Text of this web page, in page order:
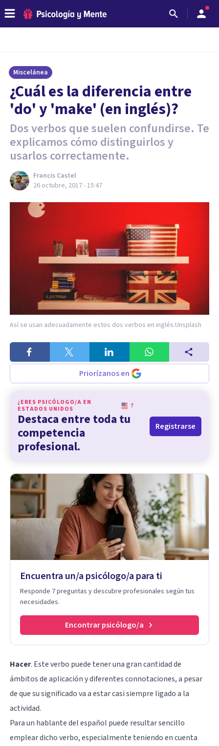
Miscelánea
¿Cuál es la diferencia entre
'do' y 'make' (en inglés)?
Dos verbos que suelen confundirse. Te
explicamos cómo distinguirlos y
usarlos correctamente.
Francis Castel
26 octubre, 2017 - 15:47
Así se usan adecuadamente estos dos verbos en inglés.Unsplash
Priorízanos en
¿ERES PSICÓLOGO/A EN
ESTADOS UNIDOS
?
Destaca entre toda tu
competencia
profesional.
Registrarse
Encuentra un/a psicólogo/a para ti
Responde 7 preguntas y descubre profesionales según tus
necesidades.
Encontrar psicólogo/a
Hacer. Este verbo puede tener una gran cantidad de
ámbitos de aplicación y diferentes connotaciones, a pesar
de que su significado va a estar casi siempre ligado a la
actividad.
Para un hablante del español puede resultar sencillo
emplear dicho verbo, especialmente teniendo en cuenta